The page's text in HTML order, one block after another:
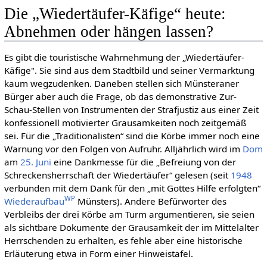
Die „Wiedertäufer-Käfige“ heute:
Abnehmen oder hängen lassen?
Es gibt die touristische Wahrnehmung der „Wiedertäufer-
Käfige". Sie sind aus dem Stadtbild und seiner Vermarktung
kaum wegzudenken. Daneben stellen sich Münsteraner
Bürger aber auch die Frage, ob das demonstrative Zur-
Schau-Stellen von Instrumenten der Strafjustiz aus einer Zeit
konfessionell motivierter Grausamkeiten noch zeitgemäß
sei. Für die „Traditionalisten“ sind die Körbe immer noch eine
Warnung vor den Folgen von Aufruhr. Alljährlich wird im Dom
am 25. Juni eine Dankmesse für die „Befreiung von der
Schreckensherrschaft der Wiedertäufer“ gelesen (seit 1948
verbunden mit dem Dank für den „mit Gottes Hilfe erfolgten“
WiederaufbauWPMünsters). Andere Befürworter des
Verbleibs der drei Körbe am Turm argumentieren, sie seien
als sichtbare Dokumente der Grausamkeit der im Mittelalter
Herrschenden zu erhalten, es fehle aber eine historische
Erläuterung etwa in Form einer Hinweistafel.